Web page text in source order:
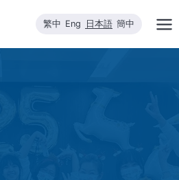
繁中 Eng 日本語 簡中